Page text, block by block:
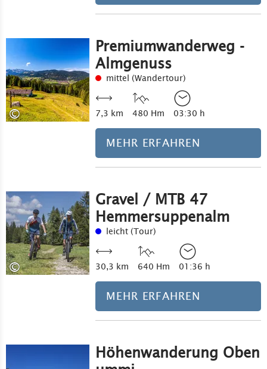
©
Premiumwanderweg -
Almgenuss
mittel (Wandertour)
7,3 km 480 Hm 03:30 h
MEHR ERFAHREN
©
Gravel / MTB 47
Hemmersuppenalm
leicht (Tour)
30,3 km 640 Hm 01:36 h
MEHR ERFAHREN
Höhenwanderung Oben